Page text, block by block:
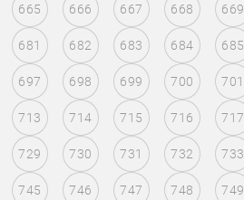
665 666 667 668 669
681 682 683 684 685
697 698 699 700 701
713 714 715 716 717
729 730 731 732 733
745 746 747 748 749